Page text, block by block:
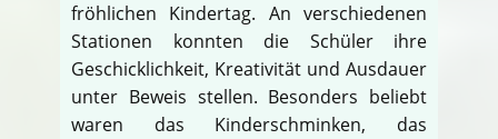
fröhlichen Kindertag. An verschiedenen
Stationen konnten die Schüler ihre
Geschicklichkeit, Kreativität und Ausdauer
unter Beweis stellen. Besonders beliebt
waren das Kinderschminken, das